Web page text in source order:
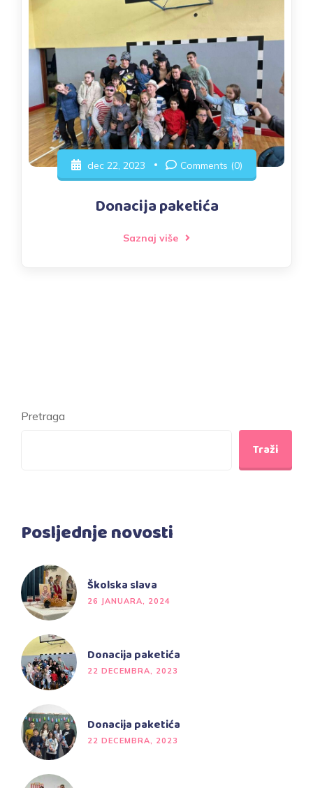
dec 22, 2023 Comments (0)
Donacija paketića
Saznaj više
Pretraga
Traži
Posljednje novosti
Školska slava
26 JANUARA, 2024
Donacija paketića
22 DECEMBRA, 2023
Donacija paketića
22 DECEMBRA, 2023